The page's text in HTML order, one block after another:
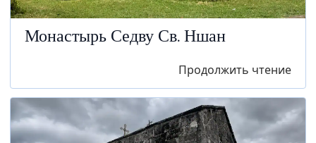
Монастырь Седву Св. Ншан
Продолжить чтение